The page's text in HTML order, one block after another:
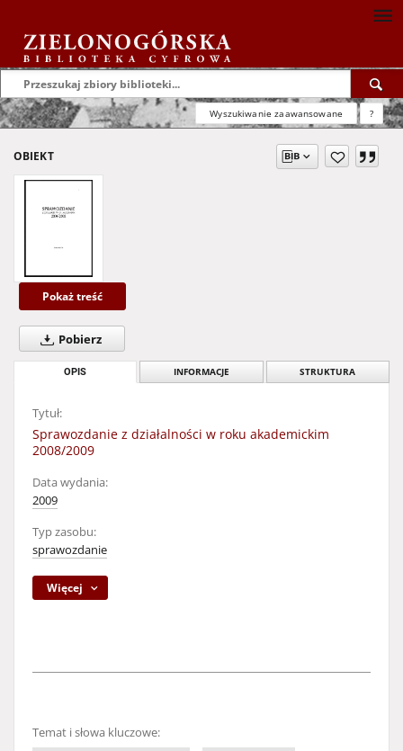
Wyszukiwanie zaawansowane ?
OBIEKT
Pokaż treść
Pobierz
OPIS INFORMACJE STRUKTURA
Tytuł:
Sprawozdanie z działalności w roku akademickim
2008/2009
Data wydania:
2009
Typ zasobu:
sprawozdanie
Więcej
Temat i słowa kluczowe: